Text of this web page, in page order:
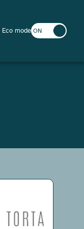
Eco mode ON OFF